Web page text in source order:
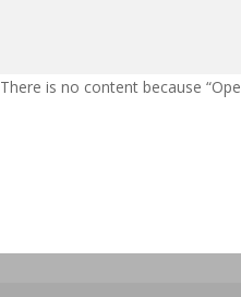
There is no content because